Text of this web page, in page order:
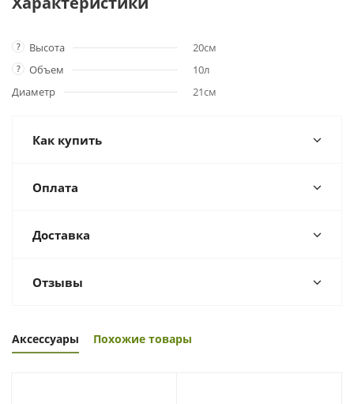
? Высота 20см
? Объем
10л
Диаметр
21см
Как купить
Оплата
Доставка
Отзывы
Аксессуары Похожие товары